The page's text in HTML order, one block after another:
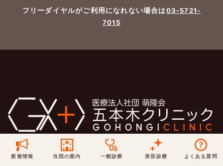
新着情報
最新医療トピックス
新着ブログ記事
桑満院長のtwitter 松下医師のインスタ
当院の案内
医師の紹介
アクセス・地図
個人情報保護方針 サイトマップ
一般診療
泌尿器科
※ 木・日・祝は休診です
美容診療 よくある質問
予約について
地図アプリで経路を調べる
フリーダイヤルがご利用になれない場合は03-5721-
7015
診 療 目
内科・泌尿器科・形成外科・美容